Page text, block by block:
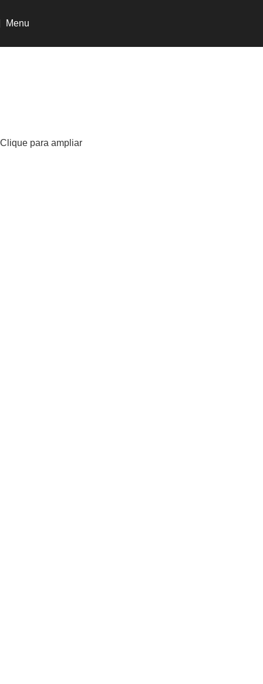
Menu
Clique para ampliar